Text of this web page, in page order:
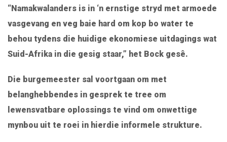
“Namakwalanders is in ‘n ernstige stryd met armoede
vasgevang en veg baie hard om kop bo water te
behou tydens die huidige ekonomiese uitdagings wat
Suid-Afrika in die gesig staar,” het Bock gesê.
Die burgemeester sal voortgaan om met
belanghebbendes in gesprek te tree om
lewensvatbare oplossings te vind om onwettige
mynbou uit te roei in hierdie informele strukture.